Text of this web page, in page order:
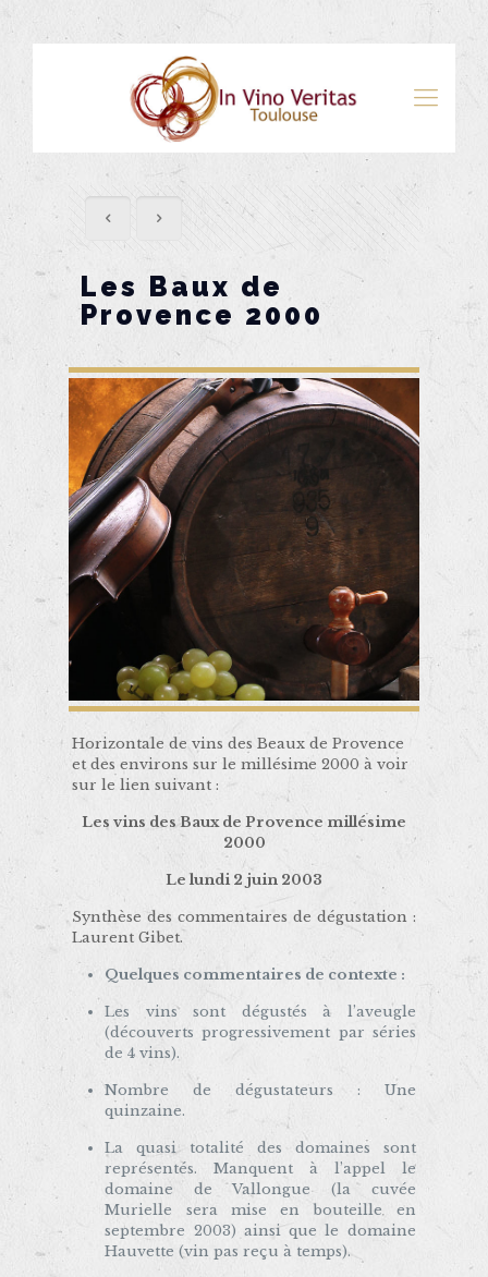
Les Baux de
Provence 2000
Horizontale de vins des Beaux de Provence
et des environs sur le millésime 2000 à voir
sur le lien suivant :
Les vins des Baux de Provence millésime
2000
Le lundi 2 juin 2003
Synthèse des commentaires de dégustation :
Laurent Gibet.
Quelques commentaires de contexte :
Les vins sont dégustés à l’aveugle
(découverts progressivement par séries
de 4 vins).
Nombre de dégustateurs : Une
quinzaine.
La quasi totalité des domaines sont
représentés. Manquent à l’appel le
domaine de Vallongue (la cuvée
Murielle sera mise en bouteille en
septembre 2003) ainsi que le domaine
Hauvette (vin pas reçu à temps).